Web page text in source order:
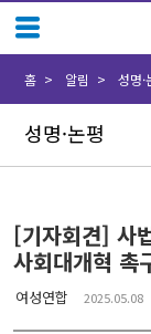
성명·논평
홈 알림 성명·
[기자회견] 사
사회대개혁
여성연합 2025.05.08